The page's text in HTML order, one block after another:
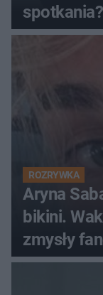
spotkania?
ROZRYWKA
Aryna
bikini.
zmysły